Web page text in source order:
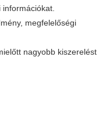
információkat.
megfelelőségi
nagyobb kiszerelést